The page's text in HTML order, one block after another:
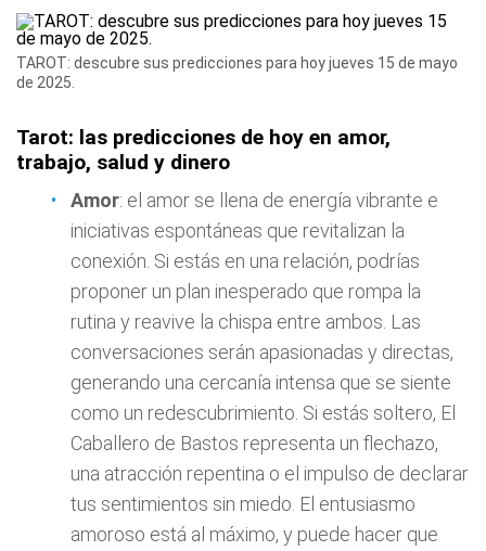
TAROT: descubre sus predicciones para hoy jueves 15 de mayo
de 2025.
Tarot: las predicciones de hoy en amor,
trabajo, salud y dinero
Amor: el amor se llena de energía vibrante e
iniciativas espontáneas que revitalizan la
conexión. Si estás en una relación, podrías
proponer un plan inesperado que rompa la
rutina y reavive la chispa entre ambos. Las
conversaciones serán apasionadas y directas,
generando una cercanía intensa que se siente
como un redescubrimiento. Si estás soltero, El
Caballero de Bastos representa un flechazo,
una atracción repentina o el impulso de declarar
tus sentimientos sin miedo. El entusiasmo
amoroso está al máximo, y puede hacer que